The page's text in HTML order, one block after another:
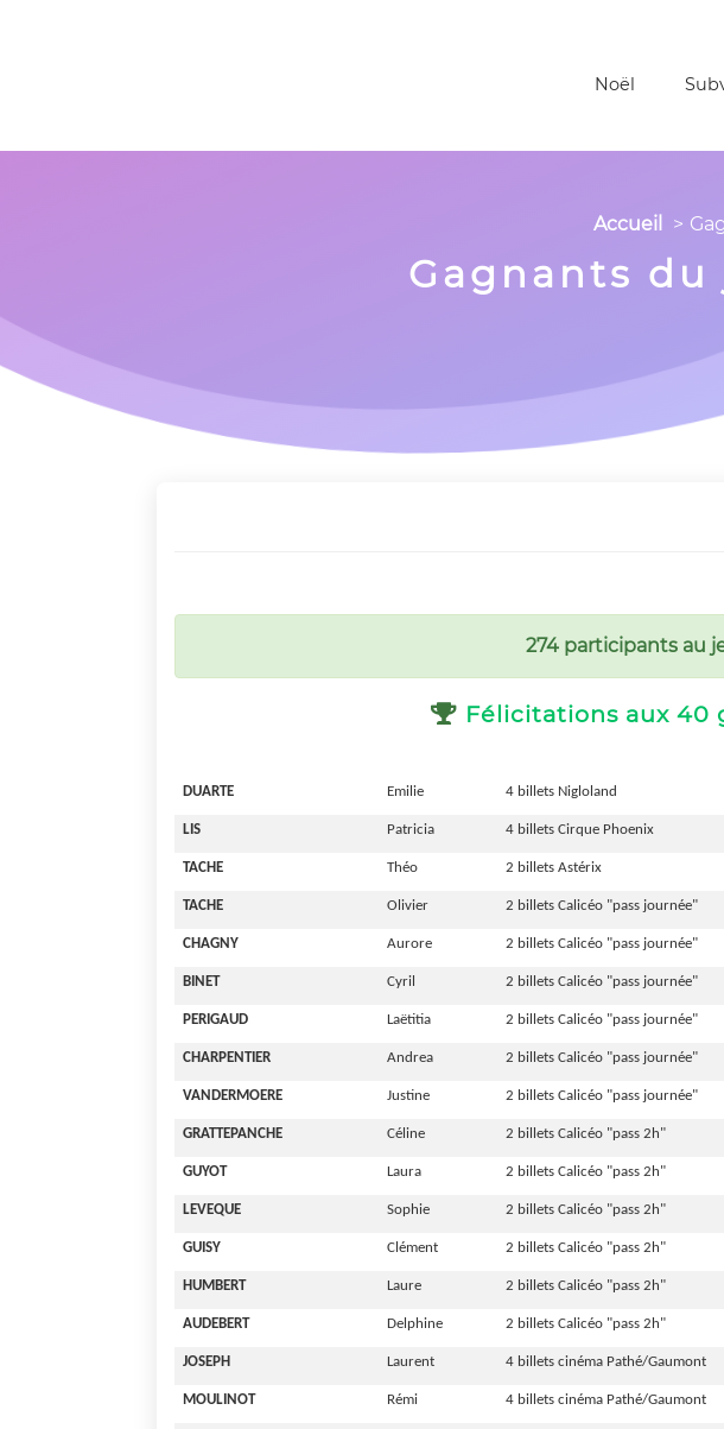
Noël
Accueil
Gagnants
274 participants au
 Félicitations aux 40
DUARTE Emilie 4 billets Nigloland
LIS Patricia 4 billets Cirque Phoenix
TACHE Théo 2 billets Astérix
TACHE Olivier 2 billets Calicéo "pass journée"
CHAGNY Aurore 2 billets Calicéo "pass journée"
BINET Cyril 2 billets Calicéo "pass journée"
PERIGAUD Laëtitia 2 billets Calicéo "pass journée"
CHARPENTIER Andrea 2 billets Calicéo "pass journée"
VANDERMOERE Justine 2 billets Calicéo "pass journée"
GRATTEPANCHE Céline 2 billets Calicéo "pass 2h"
GUYOT Laura 2 billets Calicéo "pass 2h"
LEVEQUE Sophie 2 billets Calicéo "pass 2h"
GUISY Clément 2 billets Calicéo "pass 2h"
HUMBERT Laure 2 billets Calicéo "pass 2h"
AUDEBERT Delphine 2 billets Calicéo "pass 2h"
JOSEPH Laurent 4 billets cinéma Pathé/Gaumont
MOULINOT Rémi 4 billets cinéma Pathé/Gaumont